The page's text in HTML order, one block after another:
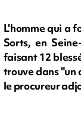
L'homme qui a
Sorts, en
faisant 12
trouve dans "un
le procureur